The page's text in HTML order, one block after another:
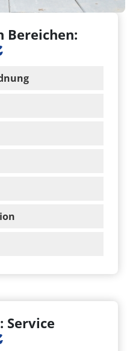
Bereichen:
Service